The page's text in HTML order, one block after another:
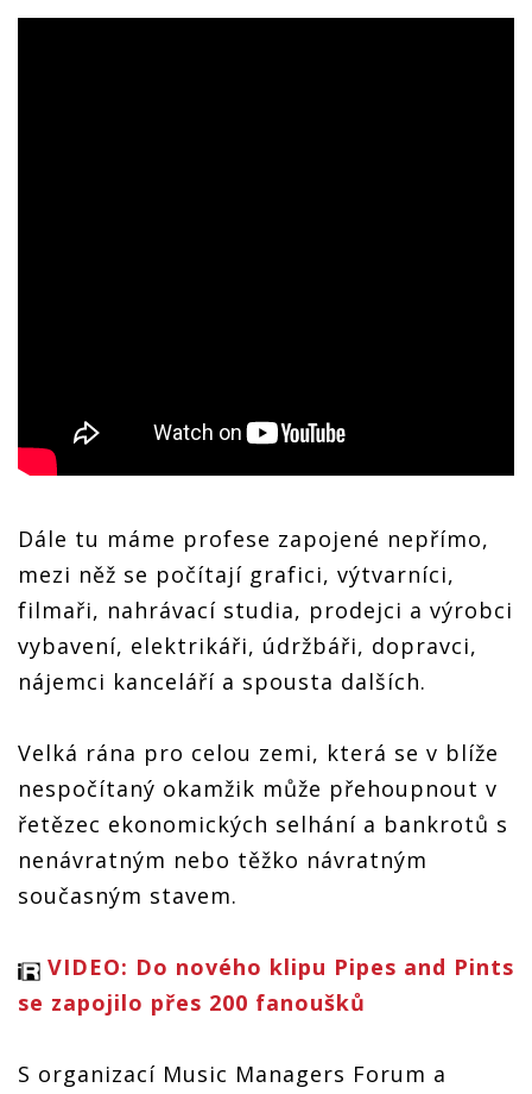
Dále tu máme profese zapojené nepřímo,
mezi něž se počítají grafici, výtvarníci,
filmaři, nahrávací studia, prodejci a výrobci
vybavení, elektrikáři, údržbáři, dopravci,
nájemci kanceláří a spousta dalších.
Velká rána pro celou zemi, která se v blíže
nespočítaný okamžik může přehoupnout v
řetězec ekonomických selhání a bankrotů s
nenávratným nebo těžko návratným
současným stavem.
VIDEO: Do nového klipu Pipes and Pints
se zapojilo přes 200 fanoušků
S organizací Music Managers Forum a